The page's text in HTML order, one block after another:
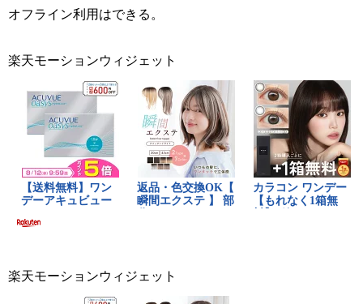
オフライン利用はできる。
楽天モーションウィジェット
楽天モーションウィジェット